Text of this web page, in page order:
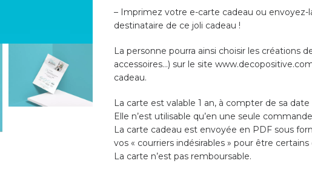
– Imprimez votre e-carte cadeau ou
destinataire de ce joli cadeau !
La personne pourra ainsi choisir les créations
accessoires…) sur le site
cadeau.
La carte est valable 1 an, à compter de sa
Elle n’est utilisable qu’en une seule
La carte cadeau est envoyée en PDF sous
vos « courriers indésirables » pour être
La carte n’est pas remboursable.